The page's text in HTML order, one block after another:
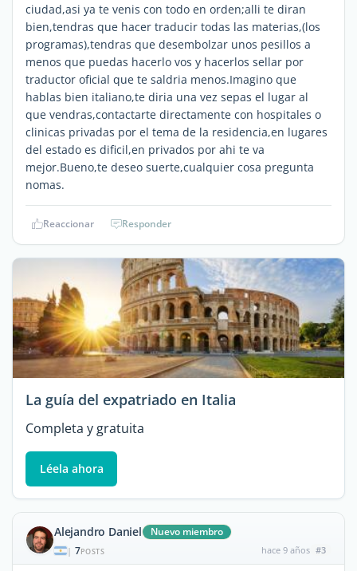
ciudad,asi ya te venis con todo en orden;alli te diran
bien,tendras que hacer traducir todas las materias,(los
programas),tendras que desembolzar unos pesillos a
menos que puedas hacerlo vos y hacerlos sellar por
traductor oficial que te saldria menos.Imagino que
hablas bien italiano,te diria una vez sepas el lugar al
que vendras,contactarte directamente con hospitales o
clinicas privadas por el tema de la residencia,en lugares
del estado es dificil,en privados por ahi te va
mejor.Bueno,te deseo suerte,cualquier cosa pregunta
nomas.
Reaccionar Responder
La guía del expatriado en Italia
Completa y gratuita
Léela ahora
Alejandro Daniel Nuevo miembro
| 7POSTS hace 9 años #3